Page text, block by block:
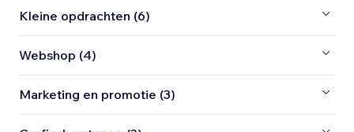
Kleine opdrachten (6)
Webshop (4)
Marketing en promotie (3)